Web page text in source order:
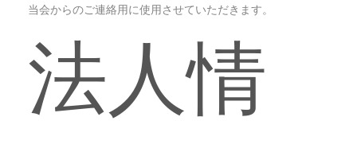
当会からのご連絡用に使用させていただきます。
法人情